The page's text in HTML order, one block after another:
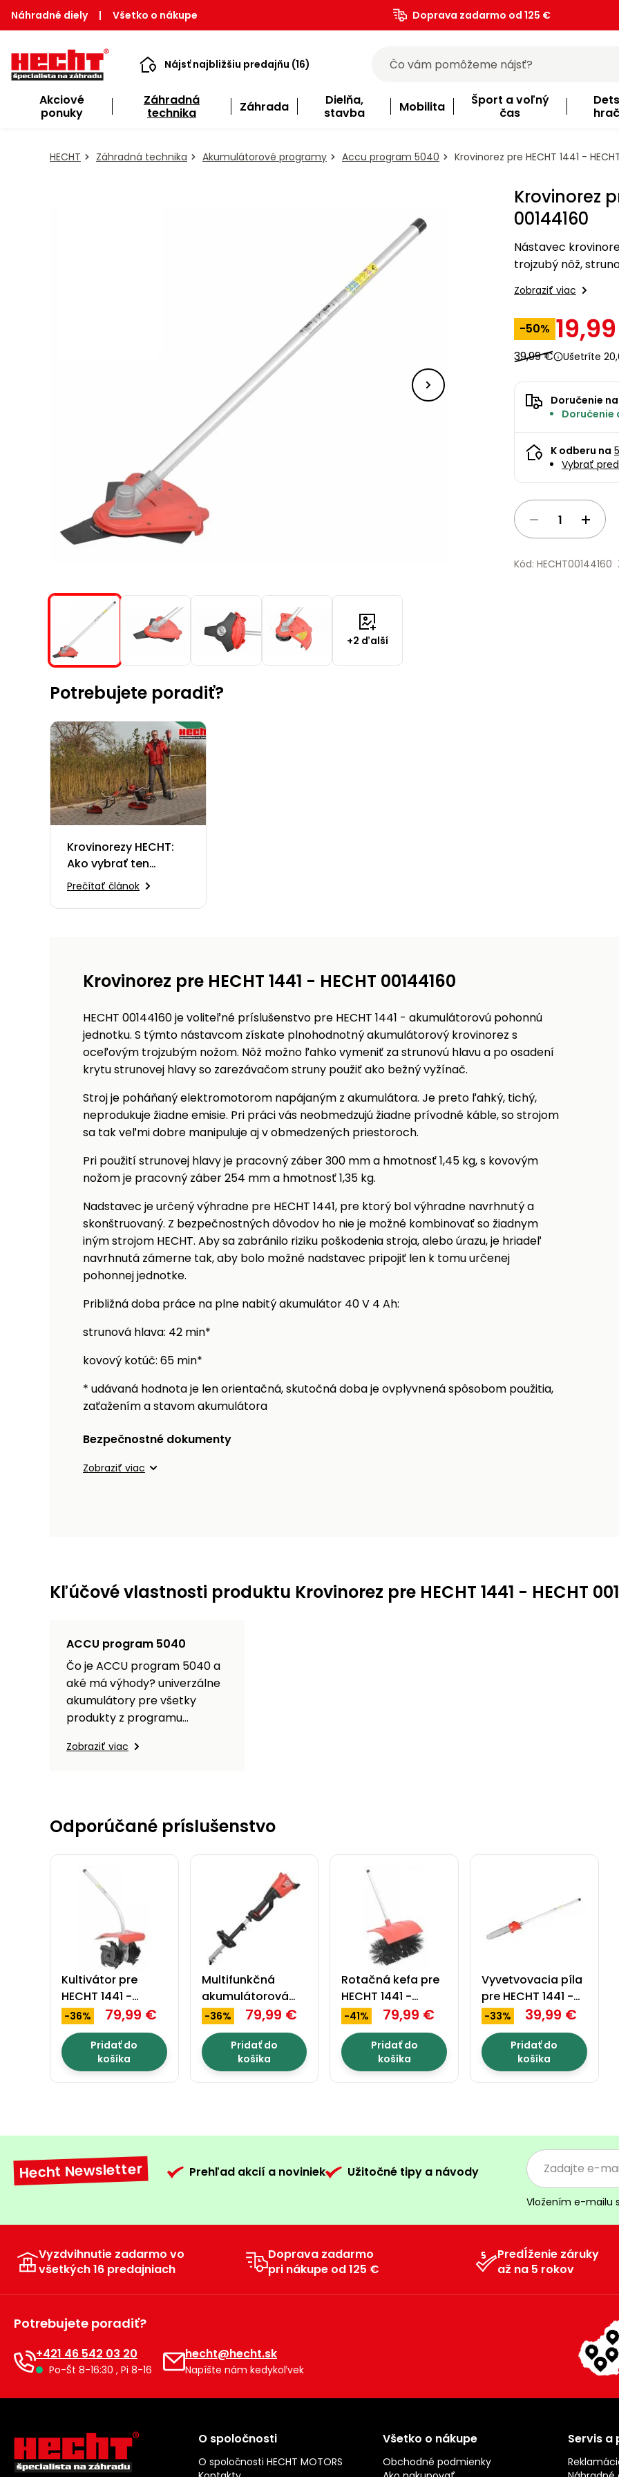
Náhradné diely | Všetko o nákupe Doprava zadarmo od 125 €
Nájsť najbližšiu predajňu (16)
Akciové
ponuky
Záhradná
technika
Záhrada
Dielňa,
stavba
Mobilita
Šport a voľný
čas
HECHT Záhradná technika Akumulátorové programy Accu program 5040 Krovinorez pre HECHT 1441 -
+2 ďalší
Krovinorez
00144160
Nástavec
trojzubý nôž,
Zobraziť viac
-50%
39,99 € Ušetríte
Doručenie
Doručenie
K odberu na
Vybrať
Kód: HECHT00144160
Potrebujete poradiť?
Krovinorezy HECHT:
Ako vybrať ten
pravý?
Prečítať článok
Krovinorez pre HECHT 1441 - HECHT 00144160
HECHT 00144160 je voliteľné príslušenstvo pre HECHT 1441 - akumulátorovú pohonnú
jednotku. S týmto nástavcom získate plnohodnotný akumulátorový krovinorez s
oceľovým trojzubým nožom. Nôž možno ľahko vymeniť za strunovú hlavu a po osadení
krytu strunovej hlavy so zarezávačom struny použiť ako bežný vyžínač.
Stroj je poháňaný elektromotorom napájaným z akumulátora. Je preto ľahký, tichý,
neprodukuje žiadne emisie. Pri práci vás neobmedzujú žiadne prívodné káble, so strojom
sa tak veľmi dobre manipuluje aj v obmedzených priestoroch.
Pri použití strunovej hlavy je pracovný záber 300 mm a hmotnosť 1,45 kg, s kovovým
nožom je pracovný záber 254 mm a hmotnosť 1,35 kg.
Nadstavec je určený výhradne pre HECHT 1441, pre ktorý bol výhradne navrhnutý a
skonštruovaný. Z bezpečnostných dôvodov ho nie je možné kombinovať so žiadnym
iným strojom HECHT. Aby sa zabránilo riziku poškodenia stroja, alebo úrazu, je hriadeľ
navrhnutá zámerne tak, aby bolo možné nadstavec pripojiť len k tomu určenej
pohonnej jednotke.
Približná doba práce na plne nabitý akumulátor 40 V 4 Ah:
strunová hlava: 42 min*
kovový kotúč: 65 min*
* udávaná hodnota je len orientačná, skutočná doba je ovplyvnená spôsobom použitia,
zaťažením a stavom akumulátora
Bezpečnostné dokumenty
Zobraziť viac
Kľúčové vlastnosti produktu Krovinorez pre HECHT 1441 - HECHT
ACCU program 5040
Čo je ACCU program 5040 a
aké má výhody? univerzálne
akumulátory pre všetky
produkty z programu
káble odpadá nutnosť
šetrí vaše peniaze Všetko z
ACCU programu 5040
Univerzálny 40V akumulátor
pre všetky stroje Všetky
produkty v ACCU programe
5040 využívajú rovnaký typ
akumulátora…
Zobraziť viac
Odporúčané príslušenstvo
Kultivátor pre
HECHT 1441 -
HECHT 00144163
-36% 79,99 €
Pridať do
košíka
Multifunkčná
akumulátorová
pohonná jednotka
- HECHT 1441
-36% 79,99 €
Pridať do
košíka
Rotačná kefa pre
HECHT 1441 -
HECHT 00144165
-41% 79,99 €
Pridať do
košíka
Vyvetvovacia píla
pre HECHT 1441 -
HECHT 00144161
-33% 39,99 €
Pridať do
košíka
Hecht Newsletter Prehľad akcií a noviniek Užitočné tipy a návody
Vložením e-mailu
Vyzdvihnutie zadarmo vo
všetkých 16 predajniach
Doprava zadarmo
pri nákupe od 125 €
Predĺženie záruky
až na 5 rokov
Potrebujete poradiť?
+421 46 542 03 20
Po-Št 8-16:30 , Pi 8-16
hecht@hecht.sk
Napíšte nám kedykoľvek
O spoločnosti
O spoločnosti HECHT MOTORS
Všetko o nákupe
Obchodné podmienky
Servis a